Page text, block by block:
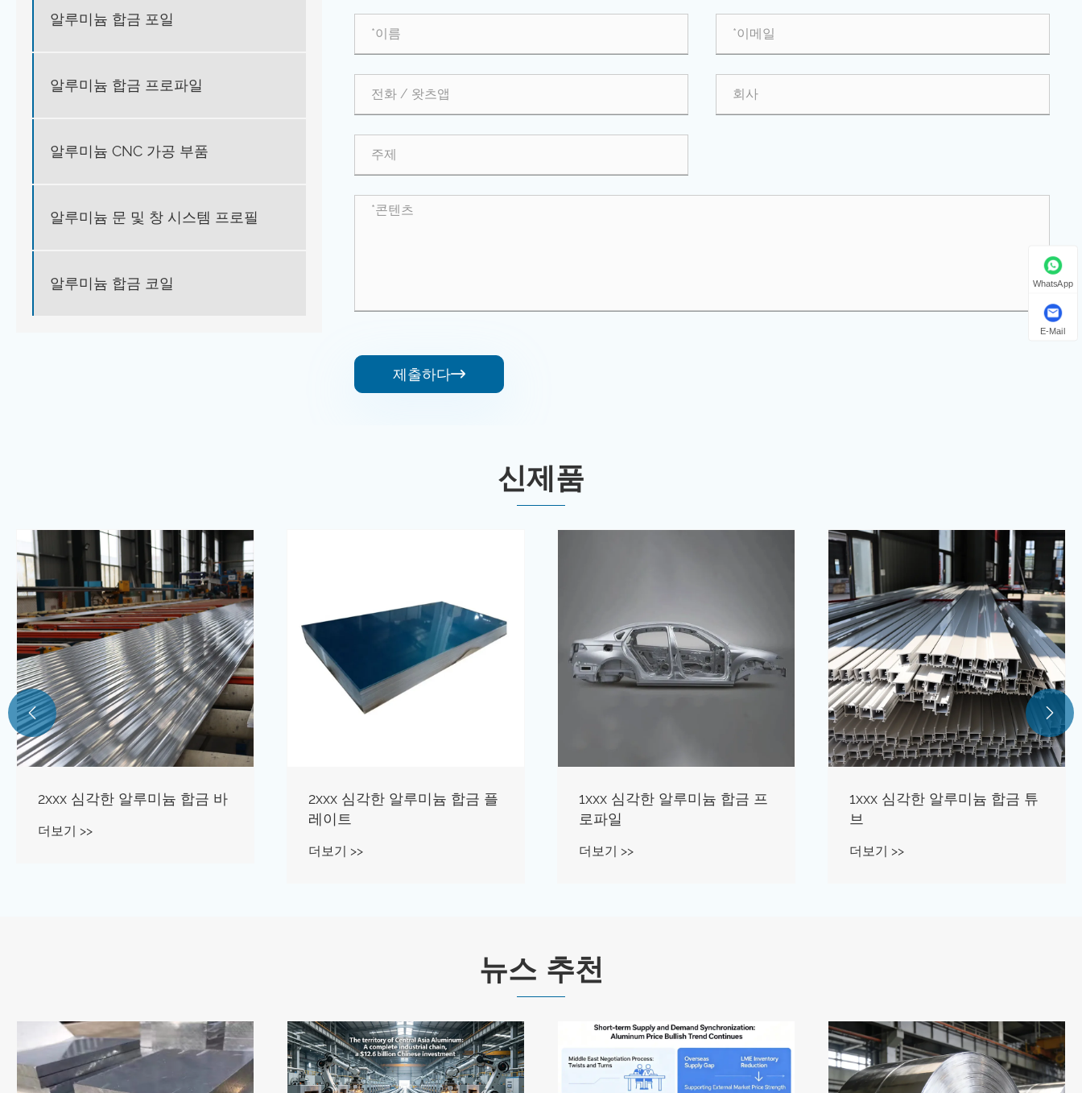
알루미늄 합금 포일
알루미늄 합금 프로파일
알루미늄 CNC 가공 부품
알루미늄 문 및 창 시스템 프로필
알루미늄 합금 코일
제출하다
신제품
2xxx 심각한 알루미늄 합금 바
더보기 >>
2xxx 심각한 알루미늄 합금 플
레이트
더보기 >>
1xxx 심각한 알루미늄 합금 프
로파일
더보기 >>
1xxx 심각한 알루미늄 합금 튜
브
더보기 >>
 
뉴스 추천
WhatsApp
E-Mail